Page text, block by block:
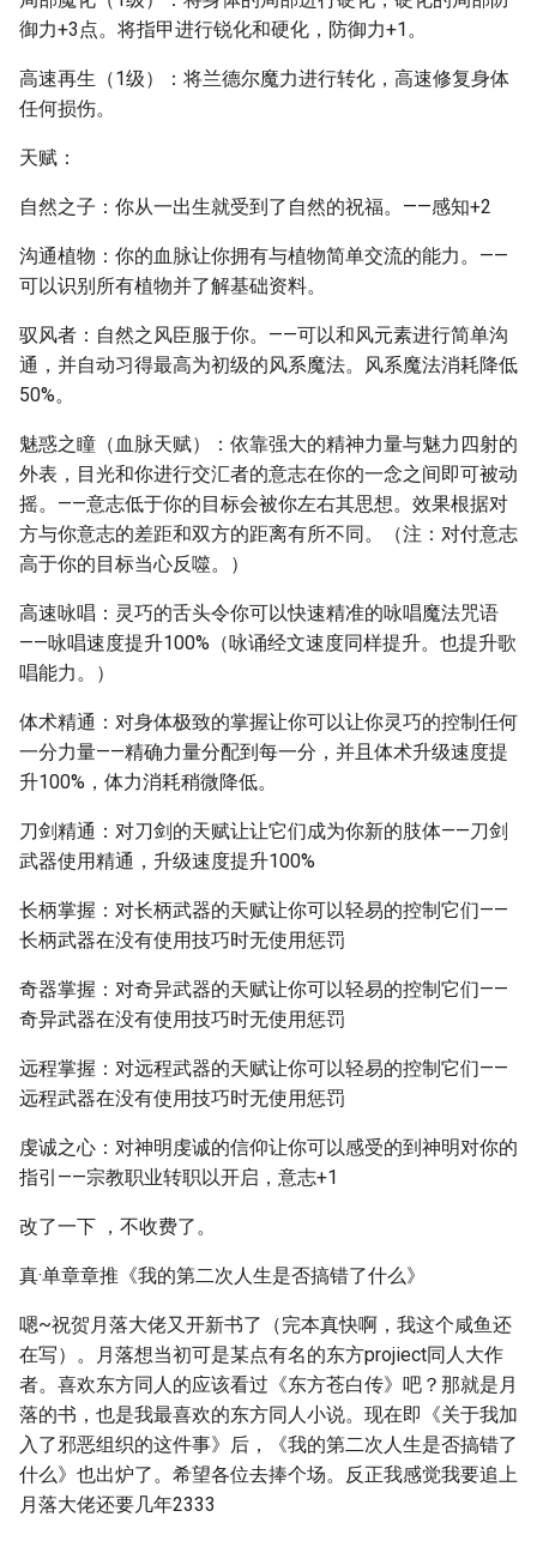
御力+3点。将指甲进行锐化和硬化，防御力+1。
高速再生（1级）：将兰德尔魔力进行转化，高速修复身体
任何损伤。
天赋：
自然之子：你从一出生就受到了自然的祝福。——感知+2
沟通植物：你的血脉让你拥有与植物简单交流的能力。——
可以识别所有植物并了解基础资料。
驭风者：自然之风臣服于你。——可以和风元素进行简单沟
通，并自动习得最高为初级的风系魔法。风系魔法消耗降低
50%。
魅惑之瞳（血脉天赋）：依靠强大的精神力量与魅力四射的
外表，目光和你进行交汇者的意志在你的一念之间即可被动
摇。——意志低于你的目标会被你左右其思想。效果根据对
方与你意志的差距和双方的距离有所不同。（注：对付意志
高于你的目标当心反噬。）
高速咏唱：灵巧的舌头令你可以快速精准的咏唱魔法咒语
——咏唱速度提升100%（咏诵经文速度同样提升。也提升歌
唱能力。）
体术精通：对身体极致的掌握让你可以让你灵巧的控制任何
一分力量——精确力量分配到每一分，并且体术升级速度提
升100%，体力消耗稍微降低。
刀剑精通：对刀剑的天赋让让它们成为你新的肢体——刀剑
武器使用精通，升级速度提升100%
长柄掌握：对长柄武器的天赋让你可以轻易的控制它们——
长柄武器在没有使用技巧时无使用惩罚
奇器掌握：对奇异武器的天赋让你可以轻易的控制它们——
奇异武器在没有使用技巧时无使用惩罚
远程掌握：对远程武器的天赋让你可以轻易的控制它们——
远程武器在没有使用技巧时无使用惩罚
虔诚之心：对神明虔诚的信仰让你可以感受的到神明对你的
指引——宗教职业转职以开启，意志+1
改了一下 ，不收费了。
真·单章章推《我的第二次人生是否搞错了什么》
嗯~祝贺月落大佬又开新书了（完本真快啊，我这个咸鱼还
在写）。月落想当初可是某点有名的东方projiect同人大作
者。喜欢东方同人的应该看过《东方苍白传》吧？那就是月
落的书，也是我最喜欢的东方同人小说。现在即《关于我加
入了邪恶组织的这件事》后，《我的第二次人生是否搞错了
什么》也出炉了。希望各位去捧个场。反正我感觉我要追上
月落大佬还要几年2333